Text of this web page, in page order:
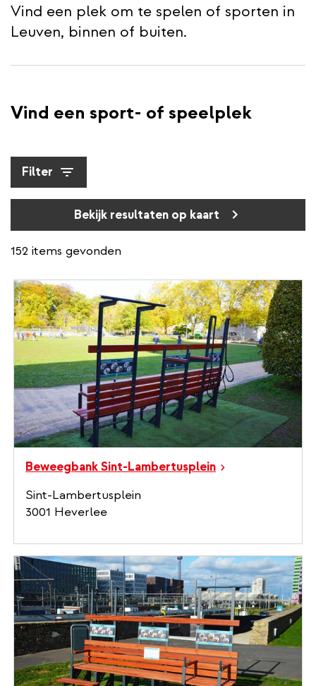
Vind een plek om te spelen of sporten in
Leuven, binnen of buiten.
Vind een sport- of speelplek
Filter
Bekijk resultaten op kaart
152 items gevonden
Beweegbank Sint-Lambertusplein
Sint-Lambertusplein
3001 Heverlee